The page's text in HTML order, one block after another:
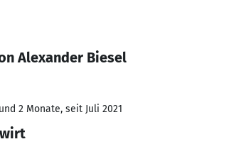
Alexander Biesel
2 Monate, seit Juli 2021